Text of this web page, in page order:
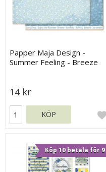
Papper Maja Design -
Summer Feeling - Breeze
14 kr
KÖP
Köp 10 betala för 9